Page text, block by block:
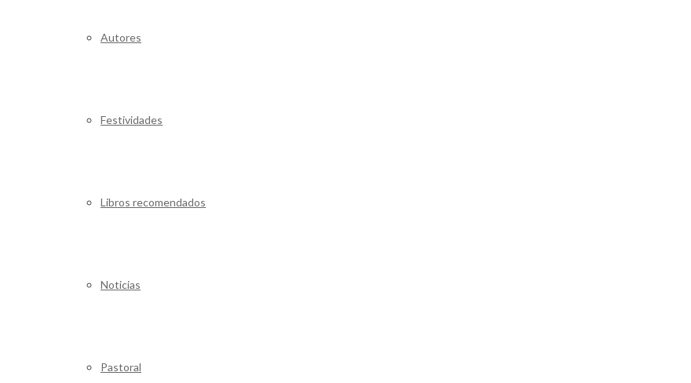
Autores
Festividades
Libros recomendados
Noticias
Pastoral